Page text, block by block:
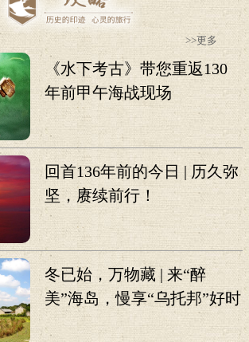
>>更多
《水下考古》带您重返130
年前甲午海战现场
回首136年前的今日 | 历久弥
坚，赓续前行！
冬已始，万物藏 | 来“醉
美”海岛，慢享“乌托邦”好时
光